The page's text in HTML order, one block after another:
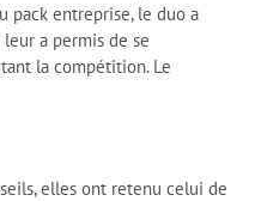
pack entreprise, le duo a
a permis de se
la compétition. Le
elles ont retenu celui de